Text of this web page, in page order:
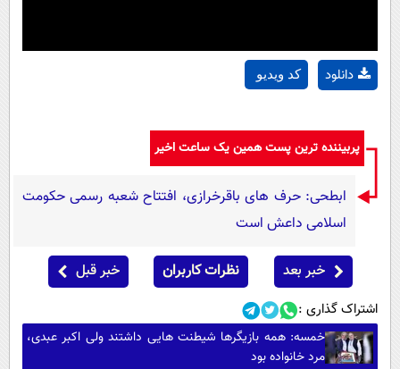
کد ویدیو دانلود
پربیننده ترین پست همین یک ساعت اخیر
ابطحی: حرف های باقرخرازی، افتتاح شعبه رسمی حکومت
اسلامی داعش است
خبر بعد نظرات کاربران خبر قبل
اشتراک گذاری :
خمسه: همه بازیگرها شیطنت هایی داشتند ولی اکبر عبدی،
مرد خانواده بود